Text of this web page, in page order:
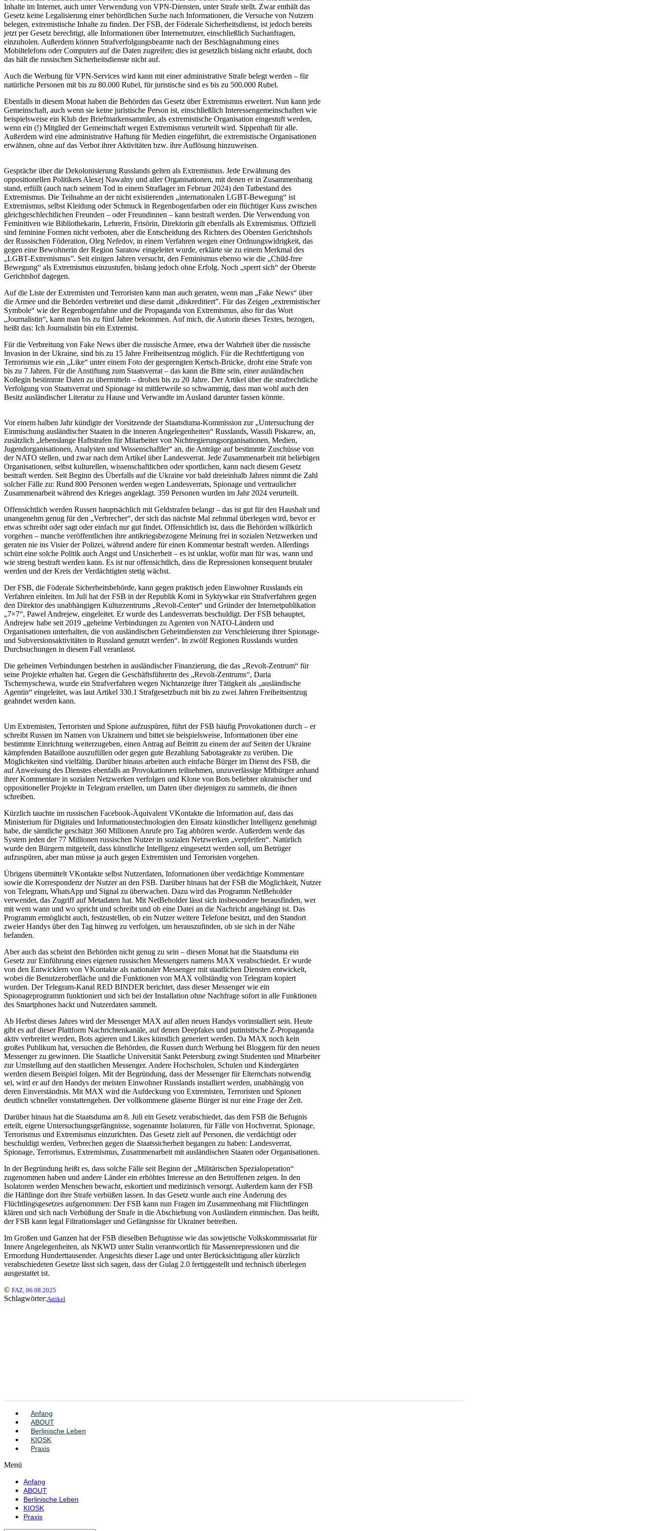
Inhalte im Internet, auch unter Verwendung von VPN-Diensten, unter Strafe stellt. Zwar enthält das
Gesetz keine Legalisierung einer behördlichen Suche nach Informationen, die Versuche von Nutzern
belegen, extremistische Inhalte zu finden. Der FSB, der Föderale Sicherheitsdienst, ist jedoch bereits
jetzt per Gesetz berechtigt, alle Informationen über Internetnutzer, einschließlich Suchanfragen,
einzuholen. Außerdem können Strafverfolgungsbeamte nach der Beschlagnahmung eines
Mobiltelefons oder Computers auf die Daten zugreifen; dies ist gesetzlich bislang nicht erlaubt, doch
das hält die russischen Sicherheitsdienste nicht auf.
Auch die Werbung für VPN-Services wird kann mit einer administrative Strafe belegt werden – für
natürliche Personen mit bis zu 80.000 Rubel, für juristische sind es bis zu 500.000 Rubel.
Ebenfalls in diesem Monat haben die Behörden das Gesetz über Extremismus erweitert. Nun kann jede
Gemeinschaft, auch wenn sie keine juristische Person ist, einschließlich Interessengemeinschaften wie
beispielsweise ein Klub der Briefmarkensammler, als extremistische Organisation eingestuft werden,
wenn ein (!) Mitglied der Gemeinschaft wegen Extremismus verurteilt wird. Sippenhaft für alle.
Außerdem wird eine administrative Haftung für Medien eingeführt, die extremistische Organisationen
erwähnen, ohne auf das Verbot ihrer Aktivitäten bzw. ihre Auflösung hinzuweisen.
Gespräche über die Dekolonisierung Russlands gelten als Extremismus. Jede Erwähnung des
oppositionellen Politikers Alexej Nawalny und aller Organisationen, mit denen er in Zusammenhang
stand, erfüllt (auch nach seinem Tod in einem Straflager im Februar 2024) den Tatbestand des
Extremismus. Die Teilnahme an der nicht existierenden „internationalen LGBT-Bewegung“ ist
Extremismus, selbst Kleidung oder Schmuck in Regenbogenfarben oder ein flüchtiger Kuss zwischen
gleichgeschlechtlichen Freunden – oder Freundinnen – kann bestraft werden. Die Verwendung von
Feminitiven wie Bibliothekarin, Lehrerin, Frisörin, Direktorin gilt ebenfalls als Extremismus. Offiziell
sind feminine Formen nicht verboten, aber die Entscheidung des Richters des Obersten Gerichtshofs
der Russischen Föderation, Oleg Nefedov, in einem Verfahren wegen einer Ordnungswidrigkeit, das
gegen eine Bewohnerin der Region Saratow eingeleitet wurde, erklärte sie zu einem Merkmal des
„LGBT-Extremismus”. Seit einigen Jahren versucht, den Feminismus ebenso wie die „Child-free
Bewegung“ als Extremismus einzustufen, bislang jedoch ohne Erfolg. Noch „sperrt sich“ der Oberste
Gerichtshof dagegen.
Auf die Liste der Extremisten und Terroristen kann man auch geraten, wenn man „Fake News“ über
die Armee und die Behörden verbreitet und diese damit „diskreditiert”. Für das Zeigen „extremistischer
Symbole“ wie der Regenbogenfahne und die Propaganda von Extremismus, also für das Wort
„Journalistin“, kann man bis zu fünf Jahre bekommen. Auf mich, die Autorin dieses Textes, bezogen,
heißt das: Ich Journalistin bin ein Extremist.
Für die Verbreitung von Fake News über die russische Armee, etwa der Wahrheit über die russische
Invasion in der Ukraine, sind bis zu 15 Jahre Freiheitsentzug möglich. Für die Rechtfertigung von
Terrorismus wie ein „Like“ unter einem Foto der gesprengten Kertsch-Brücke, droht eine Strafe von
bis zu 7 Jahren. Für die Anstiftung zum Staatsverrat – das kann die Bitte sein, einer ausländischen
Kollegin bestimmte Daten zu übermitteln – drohen bis zu 20 Jahre. Der Artikel über die strafrechtliche
Verfolgung von Staatsverrat und Spionage ist mittlerweile so schwammig, dass man wohl auch den
Besitz ausländischer Literatur zu Hause und Verwandte im Ausland darunter fassen könnte.
Vor einem halben Jahr kündigte der Vorsitzende der Staatsduma-Kommission zur „Untersuchung der
Einmischung ausländischer Staaten in die inneren Angelegenheiten“ Russlands, Wassili Piskarew, an,
zusätzlich „lebenslange Haftstrafen für Mitarbeiter von Nichtregierungsorganisationen, Medien,
Jugendorganisationen, Analysten und Wissenschaftler“ an, die Anträge auf bestimmte Zuschüsse von
der NATO stellen, und zwar nach dem Artikel über Landesverrat. Jede Zusammenarbeit mit beliebigen
Organisationen, selbst kulturellen, wissenschaftlichen oder sportlichen, kann nach diesem Gesetz
bestraft werden. Seit Beginn des Überfalls auf die Ukraine vor bald dreieinhalb Jahren nimmt die Zahl
solcher Fälle zu: Rund 800 Personen werden wegen Landesverrats, Spionage und vertraulicher
Zusammenarbeit während des Krieges angeklagt. 359 Personen wurden im Jahr 2024 verurteilt.
Offensichtlich werden Russen hauptsächlich mit Geldstrafen belangt – das ist gut für den Haushalt und
unangenehm genug für den „Verbrecher“, der sich das nächste Mal zehnmal überlegen wird, bevor er
etwas schreibt oder sagt oder einfach nur gut findet. Offensichtlich ist, dass die Behörden willkürlich
vorgehen – manche veröffentlichen ihre antikriegsbezogene Meinung frei in sozialen Netzwerken und
geraten nie ins Visier der Polizei, während andere für einen Kommentar bestraft werden. Allerdings
schürt eine solche Politik auch Angst und Unsicherheit – es ist unklar, wofür man für was, wann und
wie streng bestraft werden kann. Es ist nur offensichtlich, dass die Repressionen konsequent brutaler
werden und der Kreis der Verdächtigten stetig wächst.
Der FSB, die Föderale Sicherheitsbehörde, kann gegen praktisch jeden Einwohner Russlands ein
Verfahren einleiten. Im Juli hat der FSB in der Republik Komi in Syktywkar ein Strafverfahren gegen
den Direktor des unabhängigen Kulturzentrums „Revolt-Center“ und Gründer der Internetpublikation
„7×7“, Pawel Andrejew, eingeleitet. Er wurde des Landesverrats beschuldigt. Der FSB behauptet,
Andrejew habe seit 2019 „geheime Verbindungen zu Agenten von NATO-Ländern und
Organisationen unterhalten, die von ausländischen Geheimdiensten zur Verschleierung ihrer Spionage-
und Subversionsaktivitäten in Russland genutzt werden“. In zwölf Regionen Russlands wurden
Durchsuchungen in diesem Fall veranlasst.
Die geheimen Verbindungen bestehen in ausländischer Finanzierung, die das „Revolt-Zentrum“ für
seine Projekte erhalten hat. Gegen die Geschäftsführerin des „Revolt-Zentrums“, Daria
Tschernyschewa, wurde ein Strafverfahren wegen Nichtanzeige ihrer Tätigkeit als „ausländische
Agentin“ eingeleitet, was laut Artikel 330.1 Strafgesetzbuch mit bis zu zwei Jahren Freiheitsentzug
geahndet werden kann.
Um Extremisten, Terroristen und Spione aufzuspüren, führt der FSB häufig Provokationen durch – er
schreibt Russen im Namen von Ukrainern und bittet sie beispielsweise, Informationen über eine
bestimmte Einrichtung weiterzugeben, einen Antrag auf Beitritt zu einem der auf Seiten der Ukraine
kämpfenden Bataillone auszufüllen oder gegen gute Bezahlung Sabotageakte zu verüben. Die
Möglichkeiten sind vielfältig. Darüber hinaus arbeiten auch einfache Bürger im Dienst des FSB, die
auf Anweisung des Dienstes ebenfalls an Provokationen teilnehmen, unzuverlässige Mitbürger anhand
ihrer Kommentare in sozialen Netzwerken verfolgen und Klone von Bots beliebter ukrainischer und
oppositioneller Projekte in Telegram erstellen, um Daten über diejenigen zu sammeln, die ihnen
schreiben.
Kürzlich tauchte im russischen Facebook-Äquivalent VKontakte die Information auf, dass das
Ministerium für Digitales und Informationstechnologien den Einsatz künstlicher Intelligenz genehmigt
habe, die sämtliche geschätzt 360 Millionen Anrufe pro Tag abhören werde. Außerdem werde das
System jeden der 77 Millionen russischen Nutzer in sozialen Netzwerken „verpfeifen“. Natürlich
wurde den Bürgern mitgeteilt, dass künstliche Intelligenz eingesetzt werden soll, um Betrüger
aufzuspüren, aber man müsse ja auch gegen Extremisten und Terroristen vorgehen.
Übrigens übermittelt VKontakte selbst Nutzerdaten, Informationen über verdächtige Kommentare
sowie die Korrespondenz der Nutzer an den FSB. Darüber hinaus hat der FSB die Möglichkeit, Nutzer
von Telegram, WhatsApp und Signal zu überwachen. Dazu wird das Programm NetBeholder
verwendet, das Zugriff auf Metadaten hat. Mit NetBeholder lässt sich insbesondere herausfinden, wer
mit wem wann und wo spricht und schreibt und ob eine Datei an die Nachricht angehängt ist. Das
Programm ermöglicht auch, festzustellen, ob ein Nutzer weitere Telefone besitzt, und den Standort
zweier Handys über den Tag hinweg zu verfolgen, um herauszufinden, ob sie sich in der Nähe
befanden.
Aber auch das scheint den Behörden nicht genug zu sein – diesen Monat hat die Staatsduma ein
Gesetz zur Einführung eines eigenen russischen Messengers namens MAX verabschiedet. Er wurde
von den Entwicklern von VKontakte als nationaler Messenger mit staatlichen Diensten entwickelt,
wobei die Benutzeroberfläche und die Funktionen von MAX vollständig von Telegram kopiert
wurden. Der Telegram-Kanal RED BINDER berichtet, dass dieser Messenger wie ein
Spionageprogramm funktioniert und sich bei der Installation ohne Nachfrage sofort in alle Funktionen
des Smartphones hackt und Nutzerdaten sammelt.
Ab Herbst dieses Jahres wird der Messenger MAX auf allen neuen Handys vorinstalliert sein. Heute
gibt es auf dieser Plattform Nachrichtenkanäle, auf denen Deepfakes und putinistische Z-Propaganda
aktiv verbreitet werden, Bots agieren und Likes künstlich generiert werden. Da MAX noch kein
großes Publikum hat, versuchen die Behörden, die Russen durch Werbung bei Bloggern für den neuen
Messenger zu gewinnen. Die Staatliche Universität Sankt Petersburg zwingt Studenten und Mitarbeiter
zur Umstellung auf den staatlichen Messenger. Andere Hochschulen, Schulen und Kindergärten
werden diesem Beispiel folgen. Mit der Begründung, dass der Messenger für Elternchats notwendig
sei, wird er auf den Handys der meisten Einwohner Russlands installiert werden, unabhängig von
deren Einverständnis. Mit MAX wird die Aufdeckung von Extremisten, Terroristen und Spionen
deutlich schneller vonstattengehen. Der vollkommene gläserne Bürger ist nur eine Frage der Zeit.
Darüber hinaus hat die Staatsduma am 8. Juli ein Gesetz verabschiedet, das dem FSB die Befugnis
erteilt, eigene Untersuchungsgefängnisse, sogenannte Isolatoren, für Fälle von Hochverrat, Spionage,
Terrorismus und Extremismus einzurichten. Das Gesetz zielt auf Personen, die verdächtigt oder
beschuldigt werden, Verbrechen gegen die Staatssicherheit begangen zu haben: Landesverrat,
Spionage, Terrorismus, Extremismus, Zusammenarbeit mit ausländischen Staaten oder Organisationen.
In der Begründung heißt es, dass solche Fälle seit Beginn der „Militärischen Spezialoperation“
zugenommen haben und andere Länder ein erhöhtes Interesse an den Betroffenen zeigen. In den
Isolatoren werden Menschen bewacht, eskortiert und medizinisch versorgt. Außerdem kann der FSB
die Häftlinge dort ihre Strafe verbüßen lassen. In das Gesetz wurde auch eine Änderung des
Flüchtlingsgesetzes aufgenommen: Der FSB kann nun Fragen im Zusammenhang mit Flüchtlingen
klären und sich nach Verbüßung der Strafe in die Abschiebung von Ausländern einmischen. Das heißt,
der FSB kann legal Filtrationslager und Gefängnisse für Ukrainer betreiben.
Im Großen und Ganzen hat der FSB dieselben Befugnisse wie das sowjetische Volkskommissariat für
Innere Angelegenheiten, als NKWD unter Stalin verantwortlich für Massenrepressionen und die
Ermordung Hunderttausender. Angesichts dieser Lage und unter Berücksichtigung aller kürzlich
verabschiedeten Gesetze lässt sich sagen, dass der Gulag 2.0 fertiggestellt und technisch überlegen
ausgestattet ist.
© FAZ, 06.08.2025
Schlagwörter:Artikel
Anfang
ABOUT
Berlinische Leben
KIOSK
Praxis
Menü
Anfang
ABOUT
Berlinische Leben
KIOSK
Praxis